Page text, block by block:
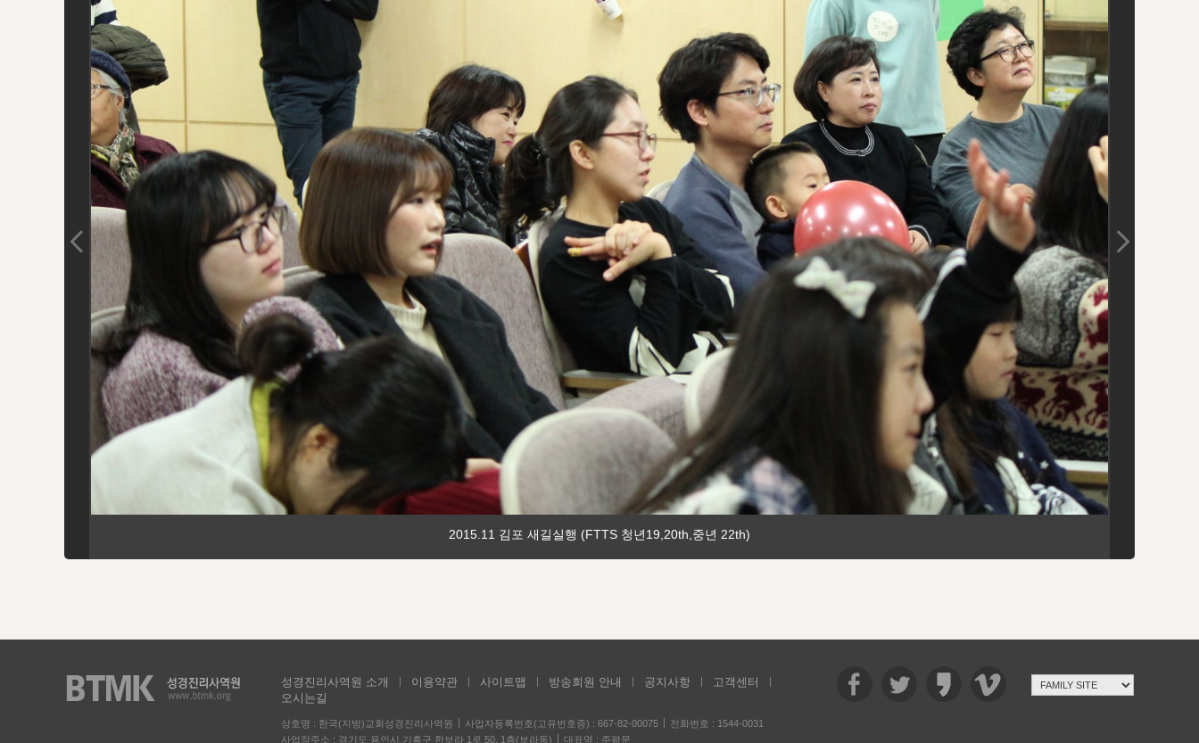
2015.11 김포 새길실행 (FTTS 청년19,20th,중년 22th)
성경진리사역원 소개 이용약관 사이트맵 방송회원 안내 공지사항
고객센터
오시는길
상호명 : 한국(지방)교회성경진리사역원 사업자등록번호(고유번호증) : 667-82-00075
전화번호 : 1544-0031
사업장주소 : 경기도 용인시 기흥구 한보라 1로 50, 1층(보라동)
대표명 : 주평문